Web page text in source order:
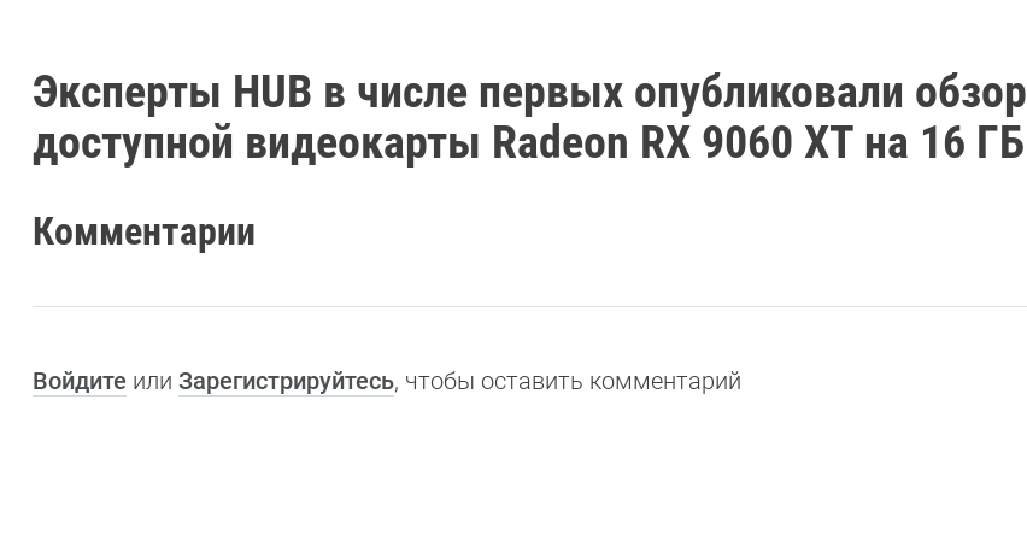
Эксперты HUB в числе первых опубликовали обзор
доступной видеокарты Radeon RX 9060 XT на 16 ГБ
Комментарии
Войдите или Зарегистрируйтесь, чтобы оставить комментарий